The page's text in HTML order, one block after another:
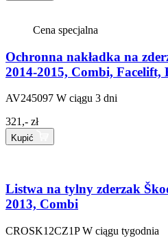
Cena specjalna
Ochronna nakładka na
2014-2015, Combi, Facelift,
AV245097 W ciągu 3 dni
321,- zł
Kupić
Listwa na tylny zderzak
2013, Combi
CROSK12CZ1P W ciągu tygodnia